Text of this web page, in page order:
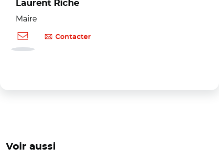
Laurent Riche
Maire
Contacter
Voir aussi